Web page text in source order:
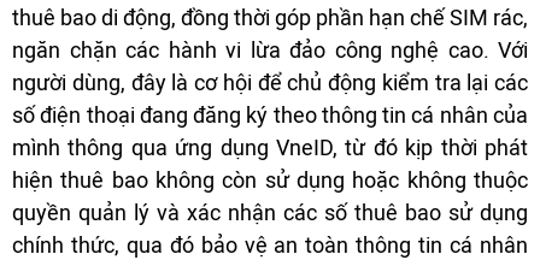
thuê bao di động, đồng thời góp phần hạn chế SIM rác,
ngăn chặn các hành vi lừa đảo công nghệ cao. Với
người dùng, đây là cơ hội để chủ động kiểm tra lại các
số điện thoại đang đăng ký theo thông tin cá nhân của
mình thông qua ứng dụng VneID, từ đó kịp thời phát
hiện thuê bao không còn sử dụng hoặc không thuộc
quyền quản lý và xác nhận các số thuê bao sử dụng
chính thức, qua đó bảo vệ an toàn thông tin cá nhân